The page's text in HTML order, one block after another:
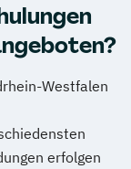
Westfalen
erfolgen